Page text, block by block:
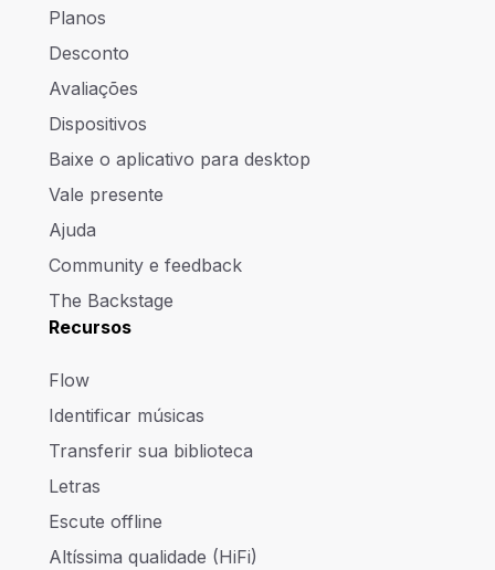
Planos
Desconto
Avaliações
Dispositivos
Baixe o aplicativo para desktop
Vale presente
Ajuda
Community e feedback
The Backstage
Recursos
Flow
Identificar músicas
Transferir sua biblioteca
Letras
Escute offline
Altíssima qualidade (HiFi)